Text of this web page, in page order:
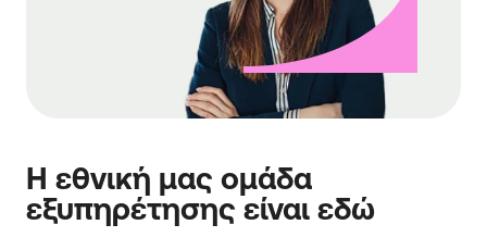
Η εθνική μας ομάδα
εξυπηρέτησης είναι εδώ